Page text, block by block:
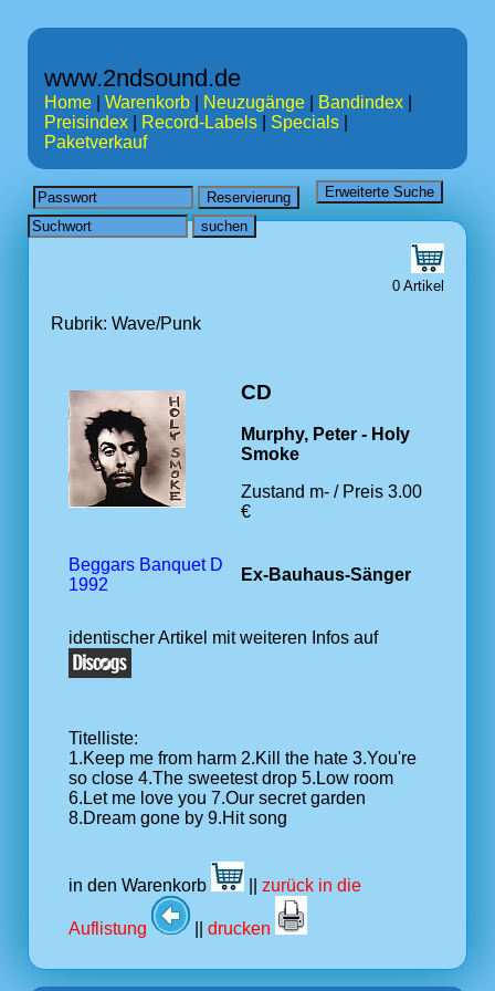
www.2ndsound.de
Home Warenkorb Neuzugänge Bandindex
Preisindex
Record-Labels Specials
Paketverkauf
0 Artikel
Rubrik: Wave/Punk
CD
Murphy, Peter - Holy
Smoke
Zustand m- / Preis 3.00
€
Beggars Banquet D
1992
Ex-Bauhaus-Sänger
identischer Artikel mit weiteren Infos auf
Titelliste:
1.Keep me from harm 2.Kill the hate 3.You're
so close 4.The sweetest drop 5.Low room
6.Let me love you 7.Our secret garden
8.Dream gone by 9.Hit song
in den Warenkorb zurück in die
Auflistung drucken